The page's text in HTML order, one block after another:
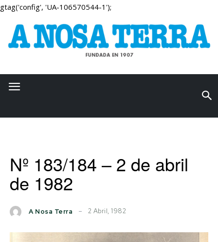
gtag('config', 'UA-106570544-1');
Nº 183/184 – 2 de abril
de 1982
A Nosa Terra 2 Abril, 1982